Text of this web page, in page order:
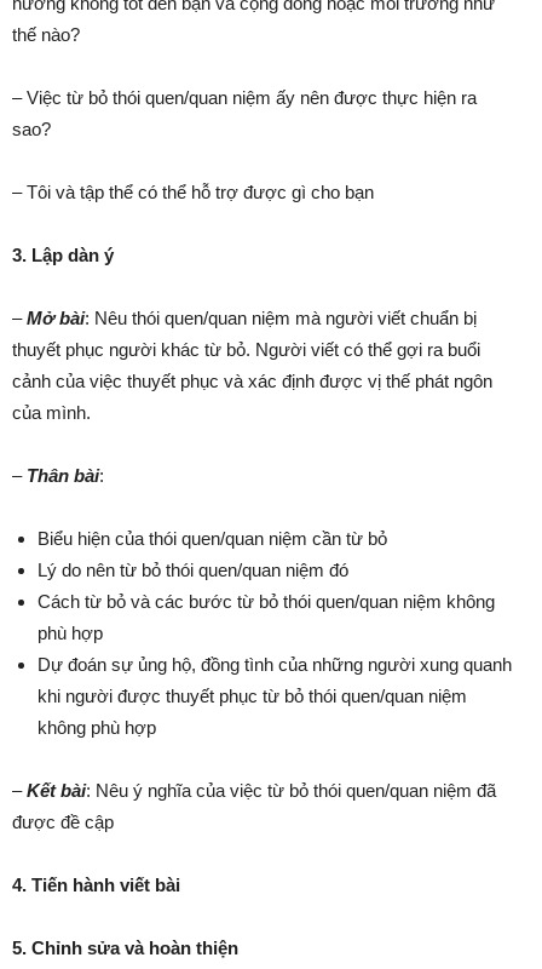
thế nào?
– Việc từ bỏ thói quen/quan niệm ấy nên được thực hiện ra
sao?
– Tôi và tập thể có thể hỗ trợ được gì cho bạn
3. Lập dàn ý
–Mở bài: Nêu thói quen/quan niệm mà người viết chuẩn bị
thuyết phục người khác từ bỏ. Người viết có thể gợi ra buổi
cảnh của việc thuyết phục và xác định được vị thế phát ngôn
của mình.
– Thân bài:
Biểu hiện của thói quen/quan niệm cần từ bỏ
Lý do nên từ bỏ thói quen/quan niệm đó
Cách từ bỏ và các bước từ bỏ thói quen/quan niệm không
phù hợp
Dự đoán sự ủng hộ, đồng tình của những người xung quanh
khi người được thuyết phục từ bỏ thói quen/quan niệm
không phù hợp
–Kết bài: Nêu ý nghĩa của việc từ bỏ thói quen/quan niệm đã
được đề cập
4. Tiến hành viết bài
5. Chỉnh sửa và hoàn thiện